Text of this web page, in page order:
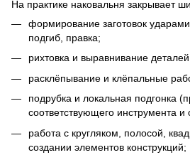
На практике наковальня закрывает
формирование заготовок
подгиб, правка;
рихтовка и выравнивание
расклёпывание и клёпальные
подрубка и локальная подгонка
соответствующего инструмента и
работа с кругляком, полосой,
создании элементов конструкций;